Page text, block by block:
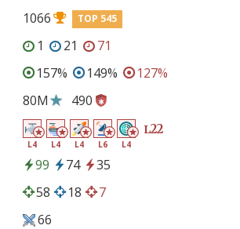
1066 TOP 545
1 21
71
157% 149%
127%
80M
490
L4 L4 L4 L6 L4
L22
99 74
35
58 18
7
66